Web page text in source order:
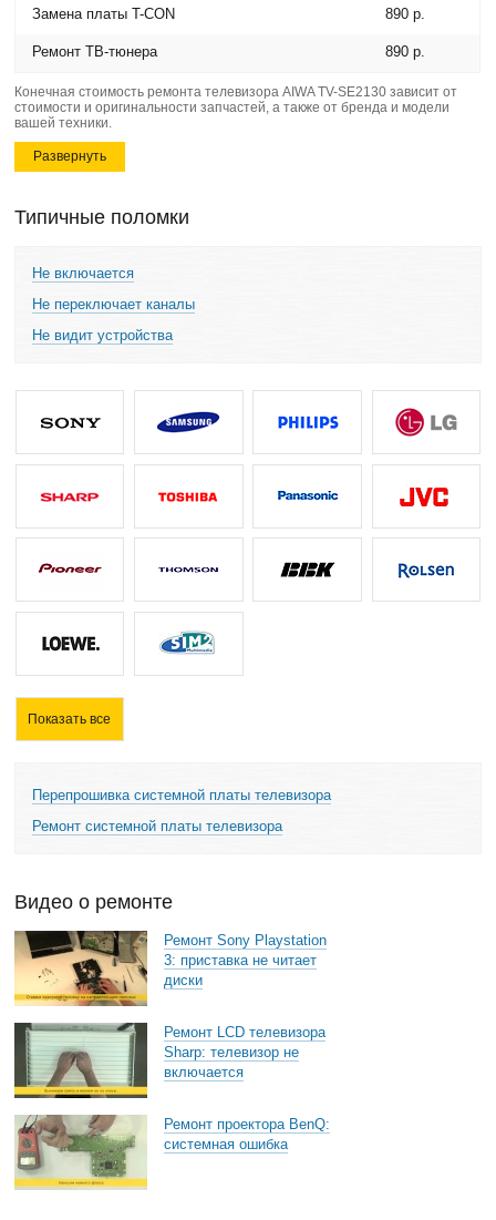
Замена платы T-CON 890 р.
Ремонт ТВ-тюнера 890 р.
Конечная стоимость ремонта телевизора AIWA TV-SE2130 зависит от
стоимости и оригинальности запчастей, а также от бренда и модели
вашей техники.
Развернуть
Типичные поломки
Не включается
Не переключает каналы
Не видит устройства
Показать все
Перепрошивка системной платы телевизора
Ремонт системной платы телевизора
Видео о ремонте
Ремонт Sony Playstation
3: приставка не читает
диски
Ремонт LCD телевизора
Sharp: телевизор не
включается
Ремонт проектора BenQ:
системная ошибка